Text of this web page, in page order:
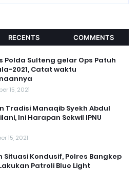
RECENTS COMMENTS
Polda Sulteng gelar Ops Patuh
2021, Catat waktu
15, 2021
Tradisi Manaqib Syekh Abdul
Ini Harapan Sekwil IPNU
15, 2021
Situasi Kondusif, Polres Bangkep
Patroli Blue Light